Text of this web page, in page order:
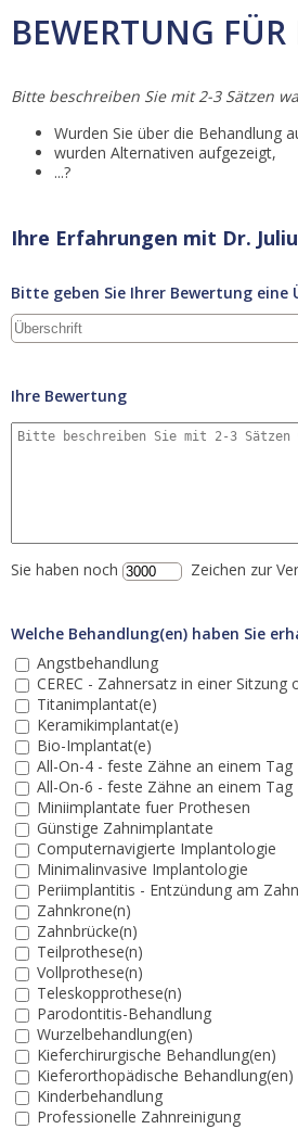
BEWERTUNG FÜR
Bitte beschreiben Sie mit 2-3 Sätzen
Wurden Sie über die Behandlung
wurden Alternativen aufgezeigt,
...?
Ihre Erfahrungen mit Dr.
Bitte geben Sie Ihrer Bewertung eine
Ihre Bewertung
Sie haben noch Zeichen zur
Welche Behandlung(en) haben Sie
Angstbehandlung
CEREC - Zahnersatz in einer Sitzung
Titanimplantat(e)
Keramikimplantat(e)
Bio-Implantat(e)
All-On-4 - feste Zähne an einem Tag
All-On-6 - feste Zähne an einem Tag
Miniimplantate fuer Prothesen
Günstige Zahnimplantate
Computernavigierte Implantologie
Minimalinvasive Implantologie
Periimplantitis - Entzündung am
Zahnkrone(n)
Zahnbrücke(n)
Teilprothese(n)
Vollprothese(n)
Teleskopprothese(n)
Parodontitis-Behandlung
Wurzelbehandlung(en)
Kieferchirurgische Behandlung(en)
Kieferorthopädische Behandlung(en)
Kinderbehandlung
Professionelle Zahnreinigung